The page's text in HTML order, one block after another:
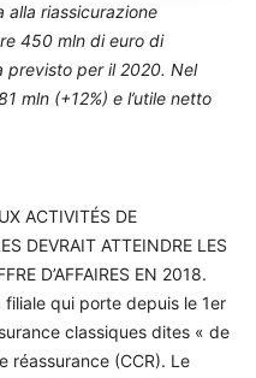
alla riassicurazione
450 mln di euro di
previsto per il 2020. Nel
mln (+12%) e l’utile netto
ACTIVITÉS DE
DEVRAIT ATTEINDRE LES
D’AFFAIRES EN 2018.
filiale qui porte depuis le 1er
classiques dites « de
réassurance (CCR). Le